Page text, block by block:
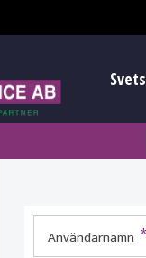
Användarnamn *